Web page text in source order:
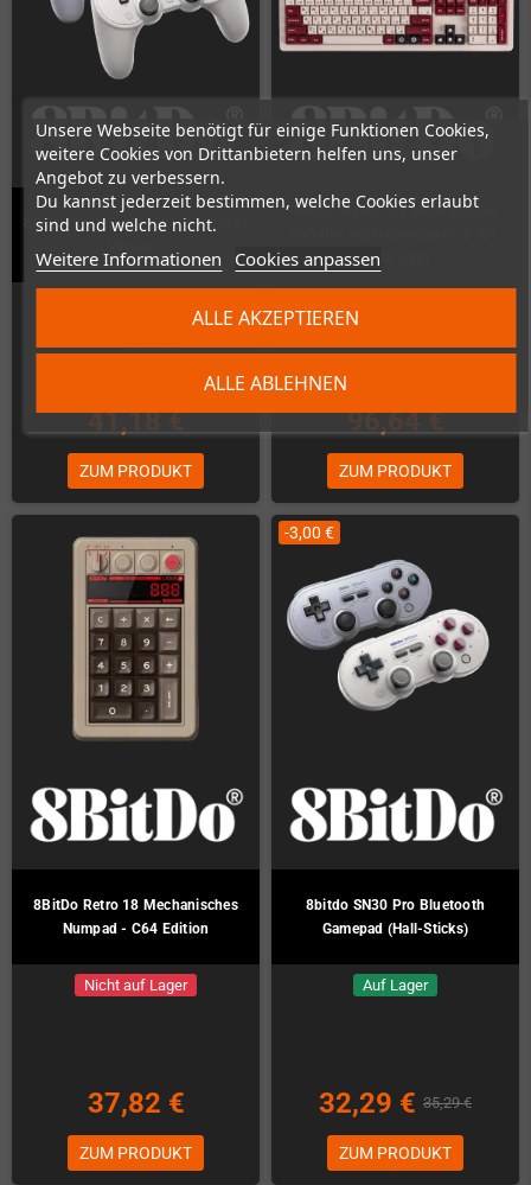
Unsere Webseite benötigt für einige Funktionen Cookies,
weitere Cookies von Drittanbietern helfen uns, unser
Angebot zu verbessern.
Du kannst jederzeit bestimmen, welche Cookies erlaubt
sind und welche nicht.
Weitere Informationen Cookies anpassen
ALLE ABLEHNEN
ALLE AKZEPTIEREN
8Bitdo Pro2 Gamepad (Hall-Stick-
41,18 €
ZUM PRODUKT
8BitDo Retro 108 Mechanische
2.4G, USB)
96,64 €
ZUM PRODUKT
8BitDo Retro 18 Mechanisches
Numpad - C64 Edition
Nicht auf Lager
37,82 €
ZUM PRODUKT
-3,00 €
8bitdo SN30 Pro Bluetooth
Gamepad (Hall-Sticks)
Auf Lager
32,29 € 35,29 €
ZUM PRODUKT